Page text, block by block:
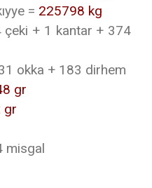
= 225798 kg
çeki + 1 kantar + 374
okka + 183 dirhem
gr
gr
misgal